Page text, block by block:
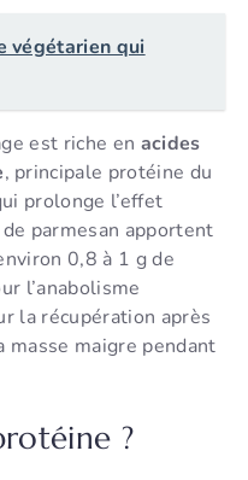
végétarien qui
est riche en acides
, principale protéine du
prolonge l’effet
parmesan apportent
0,8 à 1 g de
l’anabolisme
la récupération après
masse maigre pendant
?